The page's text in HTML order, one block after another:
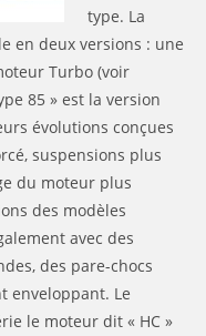
type. La
en deux versions : une
Turbo (voir
85 » est la version
évolutions conçues
suspensions plus
du moteur plus
des modèles
avec des
des pare-chocs
enveloppant. Le
le moteur dit « HC »